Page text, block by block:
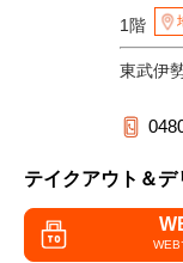
1階
東武伊
テイクアウト＆
WEB